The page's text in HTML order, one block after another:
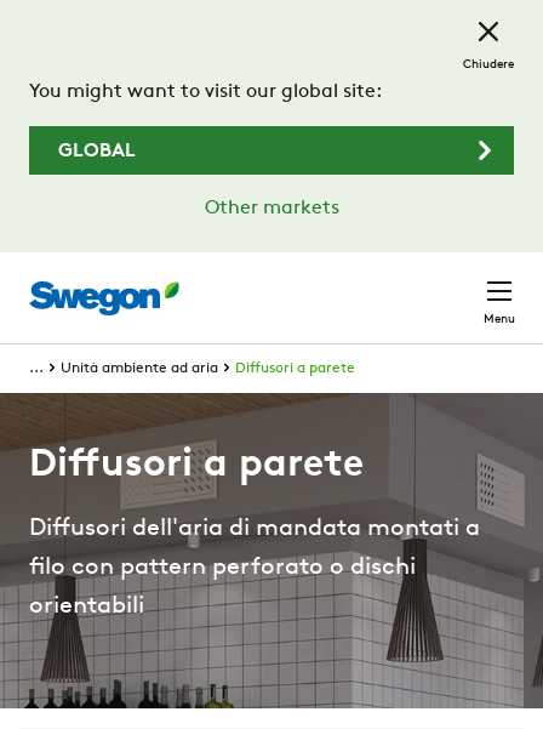
You might want to visit our global site:
GLOBAL
Other markets
Chiudere
Menu
... Unità ambiente ad aria Diffusori a parete
Diffusori a parete
Diffusori dell'aria di mandata montati a
filo con pattern perforato o dischi
orientabili